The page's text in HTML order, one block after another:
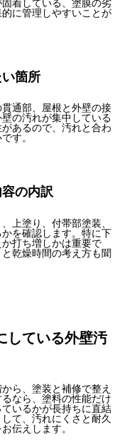
に管理しやすいことが
箇所
通部、屋根と外壁の接
の汚れが集中している
あるので、汚れと合わ
す。
の内訳
上塗り、付帯部塗装、
を確認します。特に下
打ち増しかは重要で
乾燥時間の考え方も聞
している外壁汚
ら、塗装と補修で整え
なら、塗料の性能だけ
いるかが長持ちに直結
て、汚れにくさと耐久
伝えします。